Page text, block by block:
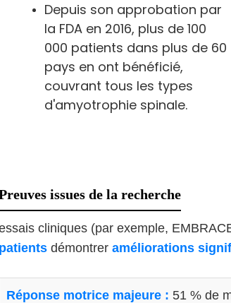
Depuis son approbation par
la FDA en 2016, plus de 100
000 patients dans plus de 60
pays en ont bénéficié,
couvrant tous les types
d'amyotrophie spinale.
issues de la recherche
cliniques (par exemple,
patients démontrer améliorations
Réponse motrice majeure : 51 % de